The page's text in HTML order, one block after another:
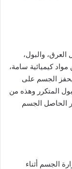
والبول،
كيميائية سامة،
الجسم على
المتكرر وهذه من
الحاصل الجسم
الجسم أثناء